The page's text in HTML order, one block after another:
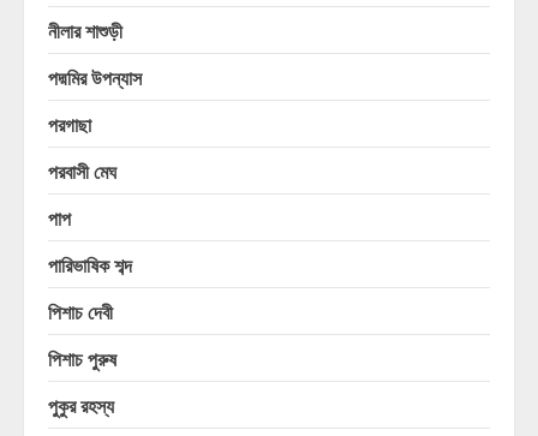
নীলার শাশুড়ী
পদ্মমির উপন্যাস
পরগাছা
পরবাসী মেঘ
পাপ
পারিভাষিক শব্দ
পিশাচ দেবী
পিশাচ পুরুষ
পুকুর রহস্য